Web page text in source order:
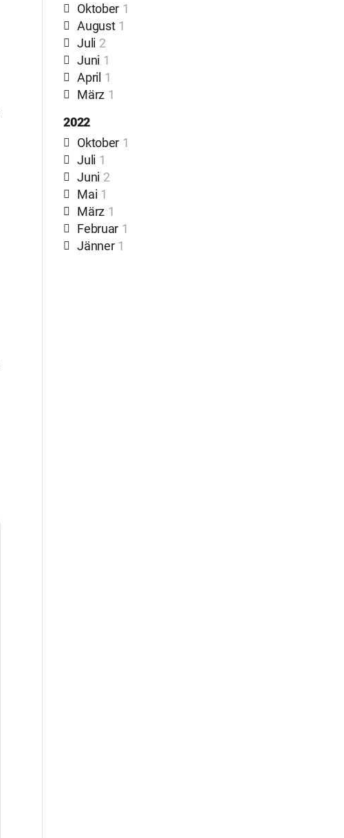
Oktober 1
August 1
Juli 2
Juni 1
April 1
März 1
2022
Oktober 1
Juli 1
Juni 2
Mai 1
März 1
Februar 1
Jänner 1